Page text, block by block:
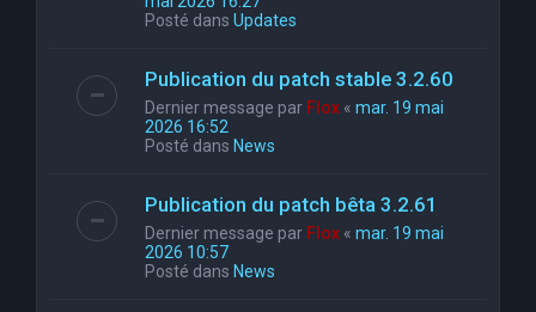
Posté dans Updates
Publication du patch stable 3.2.60
Dernier message par Flox « mar. 19 mai
2026 16:52
Posté dans News
Publication du patch bêta 3.2.61
Dernier message par Flox « mar. 19 mai
2026 10:57
Posté dans News